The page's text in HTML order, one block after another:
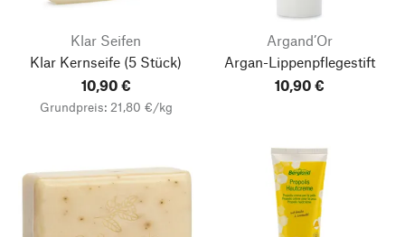
Klar Seifen
Klar Kernseife (5 Stück)
10,90 €
Grundpreis: 21,80 €/kg
Argand’Or
Argan-Lippenpflegestift
10,90 €